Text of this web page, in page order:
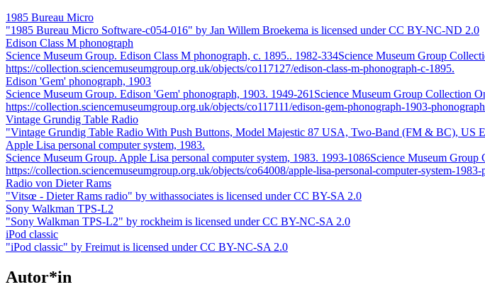
1985 Bureau Micro
"1985 Bureau Micro Software-c054-016" by Jan Willem Broekema is licensed under CC BY-NC-ND 2.0
Edison Class M phonograph
Science Museum Group. Edison Class M phonograph, c. 1895.. 1982-334Science Museum Group
https://collection.sciencemuseumgroup.org.uk/objects/co117127/edison-class-m-phonograph-c-1895.
Edison 'Gem' phonograph, 1903
Science Museum Group. Edison 'Gem' phonograph, 1903. 1949-261Science Museum Group Collection
https://collection.sciencemuseumgroup.org.uk/objects/co117111/edison-gem-phonograph-1903-
Vintage Grundig Table Radio
"Vintage Grundig Table Radio With Push Buttons, Model Majestic 87 USA, Two-Band (FM & BC), US
Apple Lisa personal computer system, 1983.
Science Museum Group. Apple Lisa personal computer system, 1983. 1993-1086Science Museum
https://collection.sciencemuseumgroup.org.uk/objects/co64008/apple-lisa-personal-computer-system-1983-
Radio von Dieter Rams
"Vitsœ - Dieter Rams radio" by withassociates is licensed under CC BY-SA 2.0
Sony Walkman TPS-L2
"Sony Walkman TPS-L2" by rockheim is licensed under CC BY-NC-SA 2.0
iPod classic
"iPod classic" by Freimut is licensed under CC BY-NC-SA 2.0
Autor*in